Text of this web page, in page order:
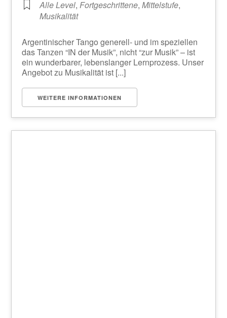
Alle Level,Fortgeschrittene,Mittelstufe,
Musikalität
Argentinischer Tango generell- und im speziellen
das Tanzen “IN der Musik”, nicht “zur Musik” – ist
ein wunderbarer, lebenslanger Lernprozess. Unser
Angebot zu Musikalität ist [...]
WEITERE INFORMATIONEN